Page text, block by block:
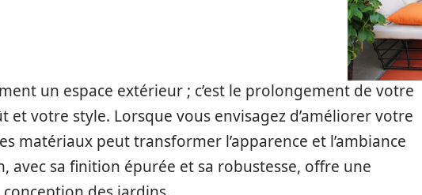
un espace extérieur ; c’est le prolongement de votre
votre style. Lorsque vous envisagez d’améliorer votre
matériaux peut transformer l’apparence et l’ambiance
avec sa finition épurée et sa robustesse, offre une